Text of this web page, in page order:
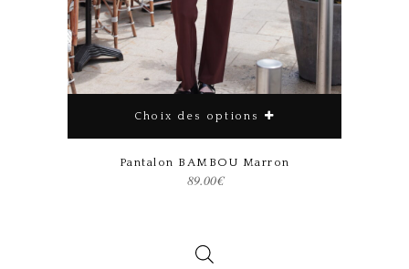
Choix des options
Ce produit a plusieurs variations. Les options peuvent être choisies sur la page du produit
Pantalon BAMBOU Marron
89.00€